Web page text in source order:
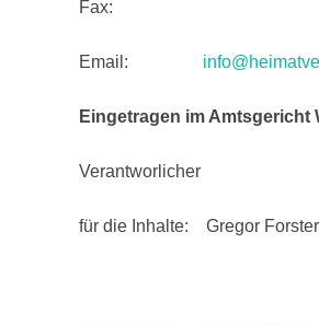
Fax:
Email:
Eingetragen im Amtsgericht
Verantworlicher
für die Inhalte: Gregor Forster